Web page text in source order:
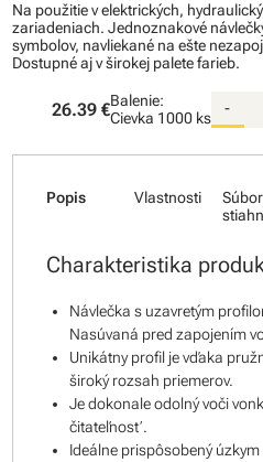
Na použitie v elektrických,
zariadeniach. Jednoznakové
symbolov, navliekané na ešte
Dostupné aj v širokej palete farieb.
26.39 €Balenie:
Cievka 1000 ks
-
Popis Vlastnosti
Charakteristika
Návlečka s uzavretým
Nasúvaná pred zapojením
Unikátny profil je vďaka
široký rozsah priemerov.
Je dokonale odolný voči
čitateľnosť.
Ideálne prispôsobený